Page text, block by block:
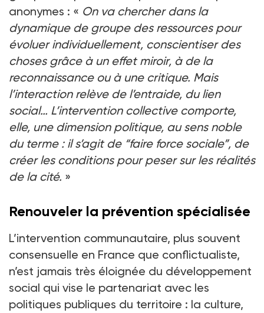
anonymes : « On va chercher dans la
dynamique de groupe des ressources pour
évoluer individuellement, conscientiser des
choses grâce à un effet miroir, à de la
reconnaissance ou à une critique. Mais
l’interaction relève de l’entraide, du lien
social… L’intervention collective comporte,
elle, une dimension politique, au sens noble
du terme : il s’agit de “faire force sociale”, de
créer les conditions pour peser sur les réalités
de la cité. »
Renouveler la prévention spécialisée
L’intervention communautaire, plus souvent
consensuelle en France que conflictualiste,
n’est jamais très éloignée du développement
social qui vise le partenariat avec les
politiques publiques du territoire : la culture,